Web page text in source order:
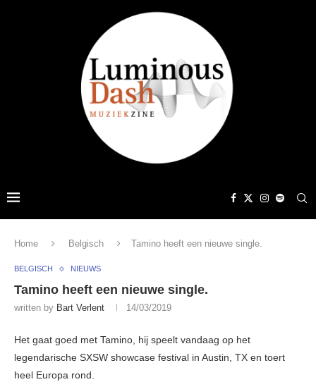
Home Belgisch Tamino heeft een nieuwe single.
BELGISCH NIEUWS
Tamino heeft een nieuwe single.
written by Bart Verlent 14/03/2019
Het gaat goed met Tamino, hij speelt vandaag op het
legendarische SXSW showcase festival in Austin, TX en toert
heel Europa rond.